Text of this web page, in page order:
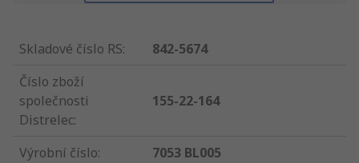
Skladové číslo RS:
842-5674
Číslo zboží
společnosti
Distrelec:
155-22-164
Výrobní číslo:
7053 BL005